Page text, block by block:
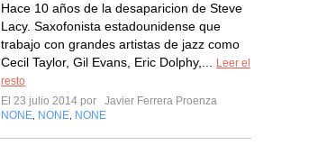
Hace 10 años de la desaparicion de Steve
Lacy. Saxofonista estadounidense que
trabajo con grandes artistas de jazz como
Cecil Taylor, Gil Evans, Eric Dolphy,...
Leer el
resto
El 23 julio 2014 por
Javier Ferrera Proenza
NONE NONE NONE